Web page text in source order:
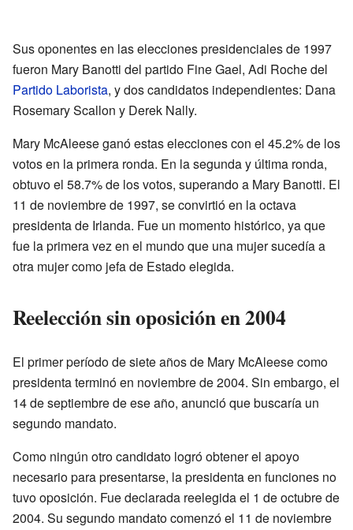
Sus oponentes en las elecciones presidenciales de 1997
fueron Mary Banotti del partido Fine Gael, Adi Roche del
Partido Laborista, y dos candidatos independientes: Dana
Rosemary Scallon y Derek Nally.
Mary McAleese ganó estas elecciones con el 45.2% de los
votos en la primera ronda. En la segunda y última ronda,
obtuvo el 58.7% de los votos, superando a Mary Banotti. El
11 de noviembre de 1997, se convirtió en la octava
presidenta de Irlanda. Fue un momento histórico, ya que
fue la primera vez en el mundo que una mujer sucedía a
otra mujer como jefa de Estado elegida.
Reelección sin oposición en 2004
El primer período de siete años de Mary McAleese como
presidenta terminó en noviembre de 2004. Sin embargo, el
14 de septiembre de ese año, anunció que buscaría un
segundo mandato.
Como ningún otro candidato logró obtener el apoyo
necesario para presentarse, la presidenta en funciones no
tuvo oposición. Fue declarada reelegida el 1 de octubre de
2004. Su segundo mandato comenzó el 11 de noviembre